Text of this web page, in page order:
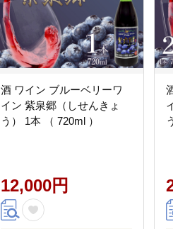
酒 ワイン ブルーベリーワ
イン 紫泉郷（しせんきょ
う） 1本 （ 720ml ）
12,000円